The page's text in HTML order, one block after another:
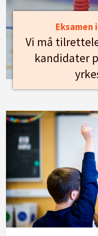
Eksamen
Vi må
kandidater